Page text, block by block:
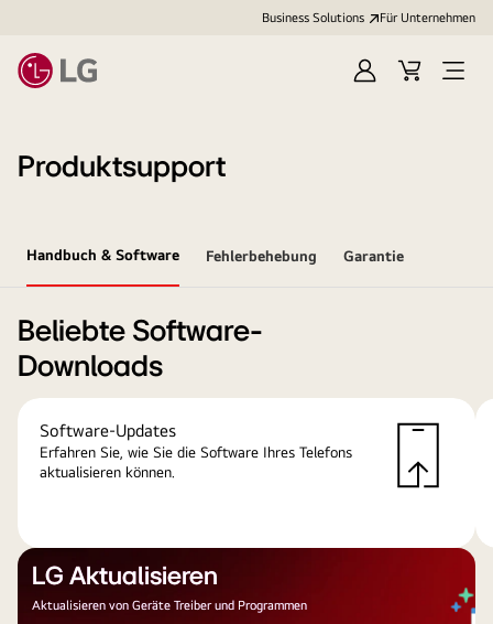
Business Solutions Für Unternehmen
Anmelden
Cart
Open
Produktsupport
Handbuch & Software Fehlerbehebung Garantie
Beliebte Software-
Downloads
Software-Updates
Erfahren Sie, wie Sie die Software Ihres Telefons
aktualisieren können.
LG Aktualisieren
Aktualisieren von Geräte Treiber und Programmen